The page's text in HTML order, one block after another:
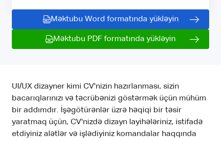
Məktubu Word formatında yükləyin
Məktubu PDF formatında yükləyin
UI/UX dizayner kimi CV'nizin hazırlanması, sizin
bacarıqlarınızı və təcrübənizi göstərmək üçün mühüm
bir addımdır. İşəgötürənlər üzrə həqiqi bir təsir
yaratmaq üçün, CV'nizdə dizayn layihələriniz, istifadə
etdiyiniz alətlər və işlədiyiniz komandalar haqqında